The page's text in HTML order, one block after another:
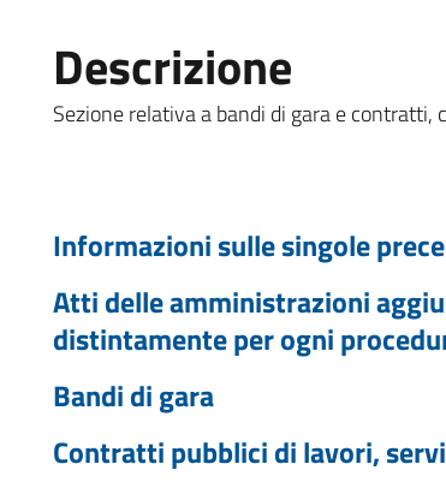
Descrizione
Sezione relativa a bandi di gara e
Informazioni sulle singole
Atti delle amministrazioni
distintamente per ogni
Bandi di gara
Contratti pubblici di lavori,